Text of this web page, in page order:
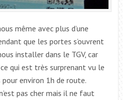
même avec plus d’une
que les portes s’ouvrent
installer dans le TGV, car
ce qui est très surprenant vu le
environ 1h de route.
pas cher mais il ne faut